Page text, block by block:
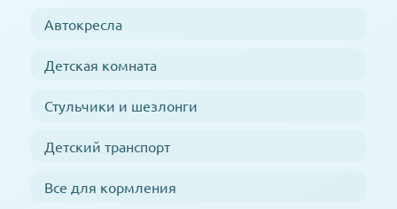
Автокресла
Детская комната
Стульчики и шезлонги
Детский транспорт
Все для кормления